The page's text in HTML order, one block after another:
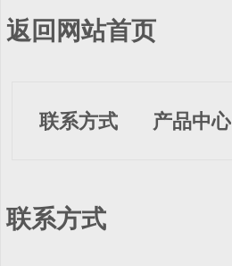
返回网站首页
联系方式 产品中心
联系方式